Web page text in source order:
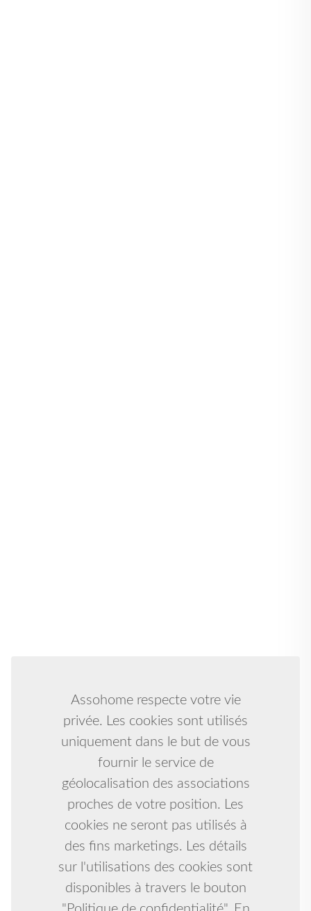
Assohome respecte votre vie
privée. Les cookies sont utilisés
uniquement dans le but de vous
fournir le service de
géolocalisation des associations
proches de votre position. Les
cookies ne seront pas utilisés à
des fins marketings. Les détails
sur l'utilisations des cookies sont
disponibles à travers le bouton